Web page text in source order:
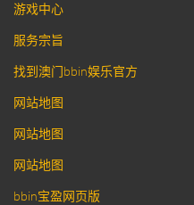
游戏中心
服务宗旨
找到澳门bbin娱乐官方
网站地图
网站地图
网站地图
bbin宝盈网页版